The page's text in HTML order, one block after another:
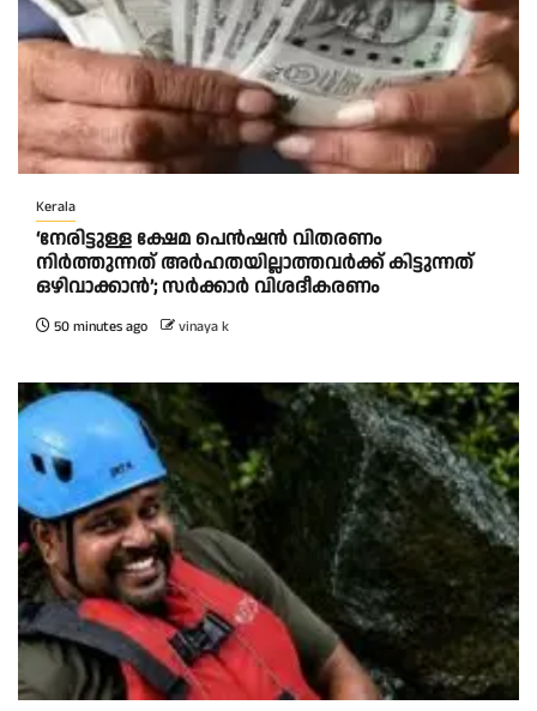
Kerala
‘നേരിട്ടുള്ള ക്ഷേമ പെൻഷൻ വിതരണം
നി‍‍ർത്തുന്നത് അർഹതയില്ലാത്തവർക്ക് കിട്ടുന്നത്
ഒഴിവാക്കാൻ’; സർക്കാ‍ർ വിശദീകരണം
50 minutes ago vinaya k